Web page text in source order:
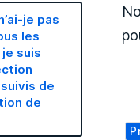
je pas
les
suis
de
de